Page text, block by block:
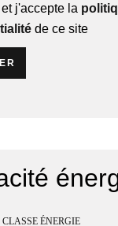
et j'accepte la
de ce site